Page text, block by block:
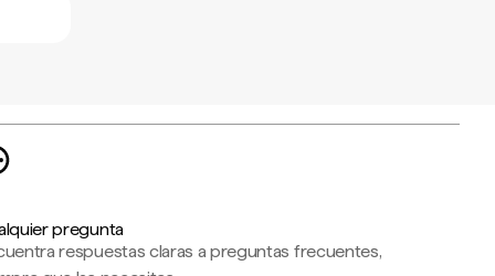
pregunta
respuestas claras a preguntas frecuentes,